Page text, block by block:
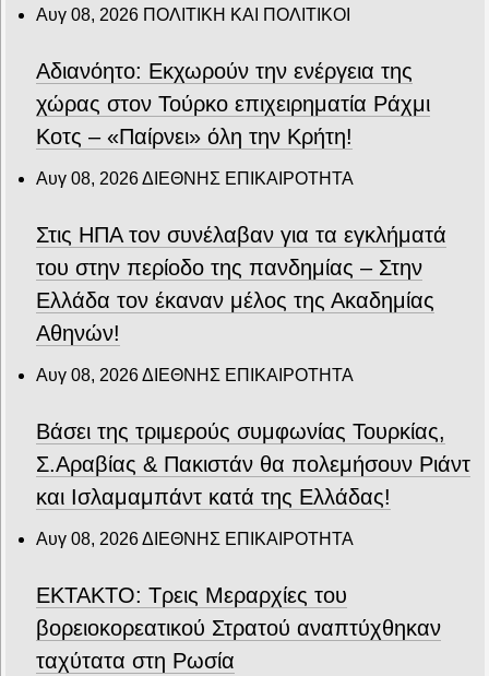
Αυγ 08, 2026 ΠΟΛΙΤΙΚΗ ΚΑΙ ΠΟΛΙΤΙΚΟΙ
Αδιανόητο: Εκχωρούν την ενέργεια της
χώρας στον Τούρκο επιχειρηματία Ράχμι
Κοτς – «Παίρνει» όλη την Κρήτη!
Αυγ 08, 2026ΔΙΕΘΝΗΣ ΕΠΙΚΑΙΡΟΤΗΤΑ
Στις ΗΠΑ τον συνέλαβαν για τα εγκλήματά
του στην περίοδο της πανδημίας – Στην
Ελλάδα τον έκαναν μέλος της Ακαδημίας
Αθηνών!
Αυγ 08, 2026ΔΙΕΘΝΗΣ ΕΠΙΚΑΙΡΟΤΗΤΑ
Βάσει της τριμερούς συμφωνίας Τουρκίας,
Σ.Αραβίας & Πακιστάν θα πολεμήσουν Ριάντ
και Ισλαμαμπάντ κατά της Ελλάδας!
Αυγ 08, 2026ΔΙΕΘΝΗΣ ΕΠΙΚΑΙΡΟΤΗΤΑ
ΕΚΤΑΚΤΟ: Τρεις Μεραρχίες του
βορειοκορεατικού Στρατού αναπτύχθηκαν
ταχύτατα στη Ρωσία